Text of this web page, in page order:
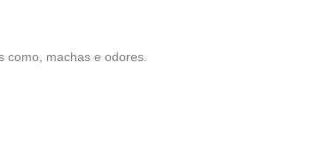
como, machas e odores.